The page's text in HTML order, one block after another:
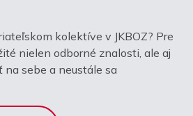
kolektíve v JKBOZ? Pre
nielen odborné znalosti, ale aj
na sebe a neustále sa